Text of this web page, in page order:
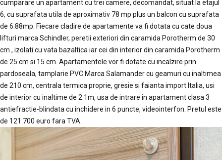
cumparare un apartament cu trei camere, decomandat, situat la etajul
6, cu suprafata utila de aproximativ 78 mp plus un balcon cu suprafata
de 6.88mp. Fiecare cladire de apartamente va fi dotata cu cate doua
lifturi marca Schindler, peretii exteriori din caramida Porotherm de 30
cm , izolati cu vata bazaltica iar cei din interior din caramida Porotherm
de 25 cm si 15 cm. Apartamentele vor fi dotate cu incalzire prin
pardoseala, tamplarie PVC Marca Salamander cu geamuri cu inaltimea
de 210 cm, centrala termica proprie, gresie si faianta import Italia, usi
de interior cu inaltime de 2.1m, usa de intrare in apartament clasa 3
antiefractie-blindata cu inchidere in 6 puncte, videointerfon. Pretul este
de 121.700 euro fara TVA.